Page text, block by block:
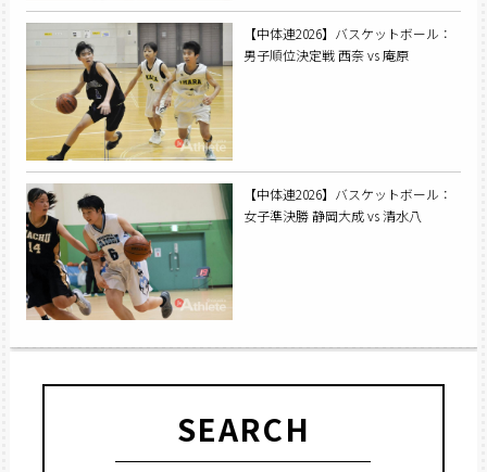
【中体連2026】バスケットボール：
男子順位決定戦 西奈 vs 庵原
【中体連2026】バスケットボール：
女子準決勝 静岡大成 vs 清水八
SEARCH